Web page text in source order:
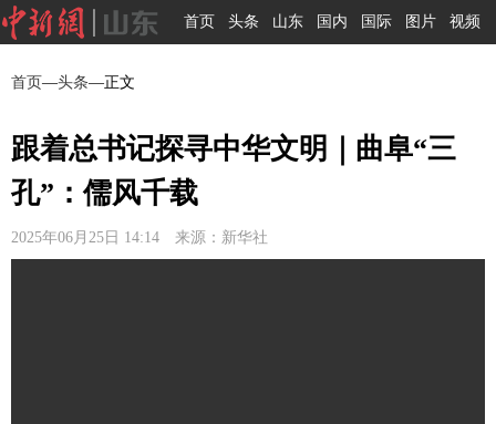
首页 头条 山东 国内 国际 图片 视频
首页—头条—正文
跟着总书记探寻中华文明｜曲阜“三
孔”：儒风千载
2025年06月25日 14:14 来源：新华社